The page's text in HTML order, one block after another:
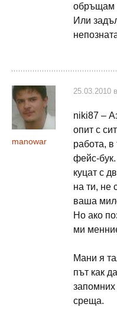
обръщам
Или
manowar
25.03.2010
niki87 –
опит с
работа, в
фейс-
куцат с
на ти, не
ваша
Но ако
ми
Мани я
път как
запомних
среща.